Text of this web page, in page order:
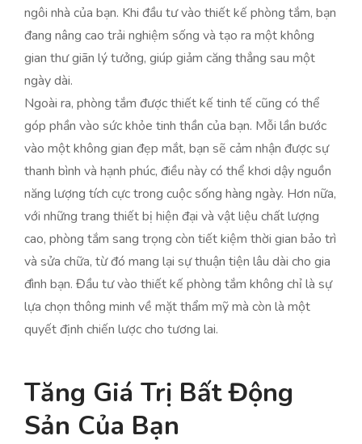
ngôi nhà của bạn. Khi đầu tư vào thiết kế phòng tắm, bạn
đang nâng cao trải nghiệm sống và tạo ra một không
gian thư giãn lý tưởng, giúp giảm căng thẳng sau một
ngày dài.
Ngoài ra, phòng tắm được thiết kế tinh tế cũng có thể
góp phần vào sức khỏe tinh thần của bạn. Mỗi lần bước
vào một không gian đẹp mắt, bạn sẽ cảm nhận được sự
thanh bình và hạnh phúc, điều này có thể khơi dậy nguồn
năng lượng tích cực trong cuộc sống hàng ngày. Hơn nữa,
với những trang thiết bị hiện đại và vật liệu chất lượng
cao, phòng tắm sang trọng còn tiết kiệm thời gian bảo trì
và sửa chữa, từ đó mang lại sự thuận tiện lâu dài cho gia
đình bạn. Đầu tư vào thiết kế phòng tắm không chỉ là sự
lựa chọn thông minh về mặt thẩm mỹ mà còn là một
quyết định chiến lược cho tương lai.
Tăng Giá Trị Bất Động
Sản Của Bạn